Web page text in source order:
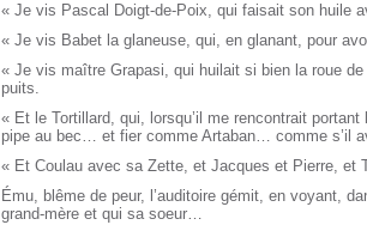
« Je vis Pascal Doigt-de-Poix, qui faisait son huile
« Je vis Babet la glaneuse, qui, en glanant, pour
« Je vis maître Grapasi, qui huilait si bien la roue
puits.
« Et le Tortillard, qui, lorsqu’il me rencontrait
pipe au bec… et fier comme Artaban… comme s’il
« Et Coulau avec sa Zette, et Jacques et Pierre, et
Ému, blême de peur, l’auditoire gémit, en voyant,
grand-mère et qui sa soeur…